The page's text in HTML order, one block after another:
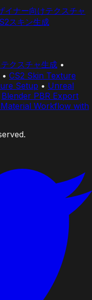
イナー向けテクスチャ
スキン生成
クスチャ生成 •
• CS2 Skin Texture
Setup • Unreal
Blender PBR Export
Workflow with